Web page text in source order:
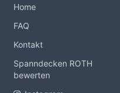
Home
FAQ
Kontakt
Spanndecken ROTH
bewerten